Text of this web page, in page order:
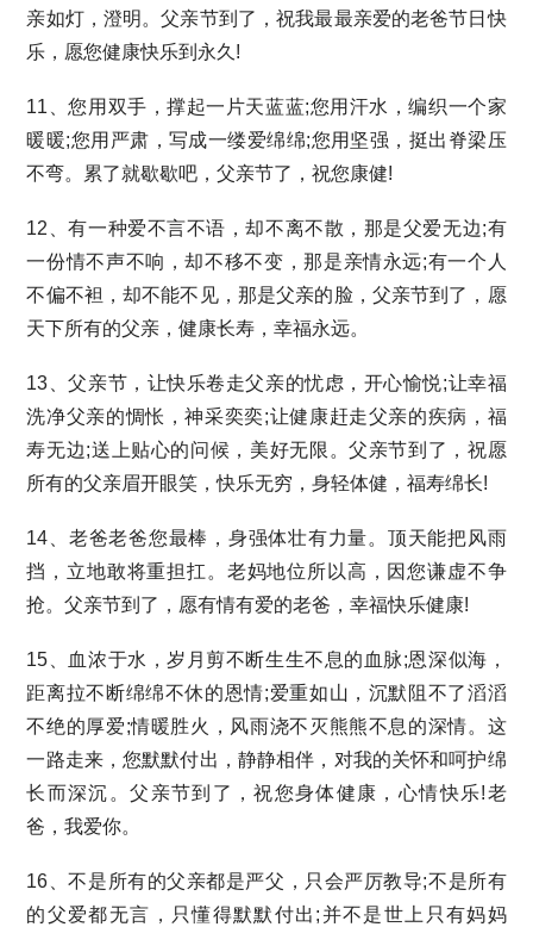
亲如灯，澄明。父亲节到了，祝我最最亲爱的老爸节日快
乐，愿您健康快乐到永久!
11、您用双手，撑起一片天蓝蓝;您用汗水，编织一个家
暖暖;您用严肃，写成一缕爱绵绵;您用坚强，挺出脊梁压
不弯。累了就歇歇吧，父亲节了，祝您康健!
12、有一种爱不言不语，却不离不散，那是父爱无边;有
一份情不声不响，却不移不变，那是亲情永远;有一个人
不偏不袒，却不能不见，那是父亲的脸，父亲节到了，愿
天下所有的父亲，健康长寿，幸福永远。
13、父亲节，让快乐卷走父亲的忧虑，开心愉悦;让幸福
洗净父亲的惆怅，神采奕奕;让健康赶走父亲的疾病，福
寿无边;送上贴心的问候，美好无限。父亲节到了，祝愿
所有的父亲眉开眼笑，快乐无穷，身轻体健，福寿绵长!
14、老爸老爸您最棒，身强体壮有力量。顶天能把风雨
挡，立地敢将重担扛。老妈地位所以高，因您谦虚不争
抢。父亲节到了，愿有情有爱的老爸，幸福快乐健康!
15、血浓于水，岁月剪不断生生不息的血脉;恩深似海，
距离拉不断绵绵不休的恩情;爱重如山，沉默阻不了滔滔
不绝的厚爱;情暖胜火，风雨浇不灭熊熊不息的深情。这
一路走来，您默默付出，静静相伴，对我的关怀和呵护绵
长而深沉。父亲节到了，祝您身体健康，心情快乐!老
爸，我爱你。
16、不是所有的父亲都是严父，只会严厉教导;不是所有
的父爱都无言，只懂得默默付出;并不是世上只有妈妈